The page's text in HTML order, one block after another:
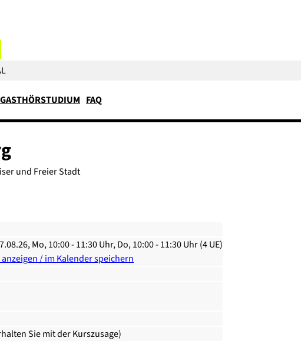
GASTHÖRSTUDIUM FAQ
und Freier Stadt
Mo, 10:00 - 11:30 Uhr, Do, 10:00 - 11:30 Uhr (4 UE)
/ im Kalender speichern
Sie mit der Kurszusage)